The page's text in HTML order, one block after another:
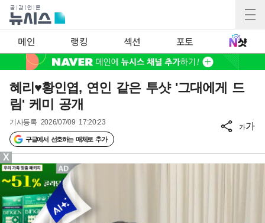
메인 랭킹 섹션 포토
혜리♥황인엽, 연인 같은 투샷 '그대에게 드
림' 케미 공개
기사등록 2026/07/09 17:20:23
구글에서 선호하는 매체로 추가
가가
X